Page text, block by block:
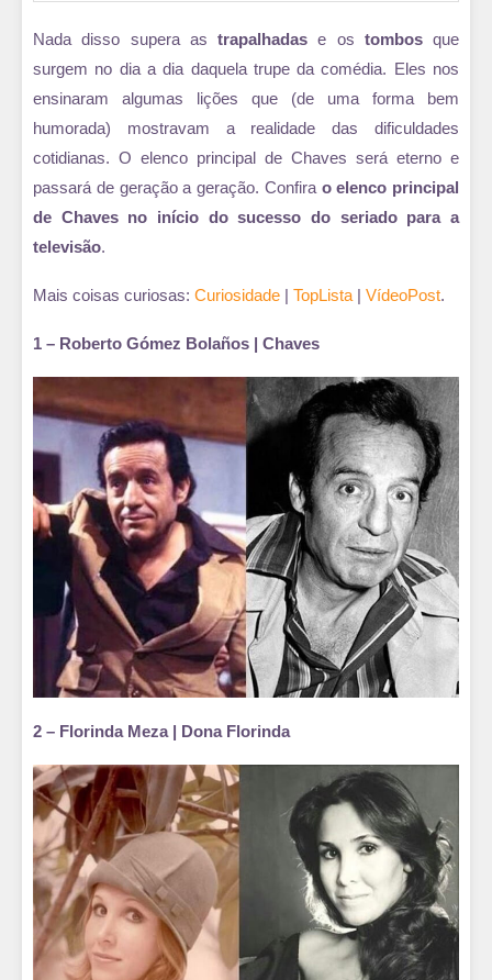
Nada disso supera as trapalhadas e os tombosque
surgem no dia a dia daquela trupe da comédia. Eles nos
ensinaram algumas lições que (de uma forma bem
humorada) mostravam a realidade das dificuldades
cotidianas. O elenco principal de Chaves será eterno e
passará de geração a geração. Confira o elenco principal
de Chaves no início do sucesso do seriado para a
televisão.
Mais coisas curiosas: Curiosidade | TopLista| VídeoPost.
1 – Roberto Gómez Bolaños | Chaves
2 – Florinda Meza | Dona Florinda